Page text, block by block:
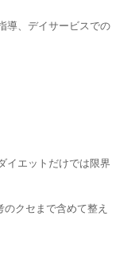
導、デイサービスでの
イエットだけでは限界
クセまで含めて整え